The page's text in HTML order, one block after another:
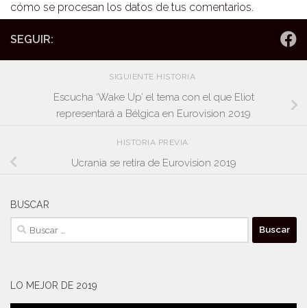
cómo se procesan los datos de tus comentarios.
SEGUIR:
SIGUIENTE HISTORIA
Escucha ‘Wake Up’ el tema con el que Eliot
representará a Bélgica en Eurovision 2019
HISTORIA PREVIA
Ucrania se retira de Eurovision 2019
BUSCAR
Buscar:
LO MEJOR DE 2019